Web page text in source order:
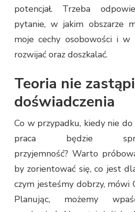
potencjał. Trzeba
pytanie, w jakim obszarze
moje cechy osobowości i
rozwijać oraz doszkalać.
Teoria nie zastąpi
doświadczenia
Co w przypadku, kiedy nie do
praca będzie
przyjemność? Warto
by zorientować się, co jest
czym jesteśmy dobrzy, mówi
Planując, możemy